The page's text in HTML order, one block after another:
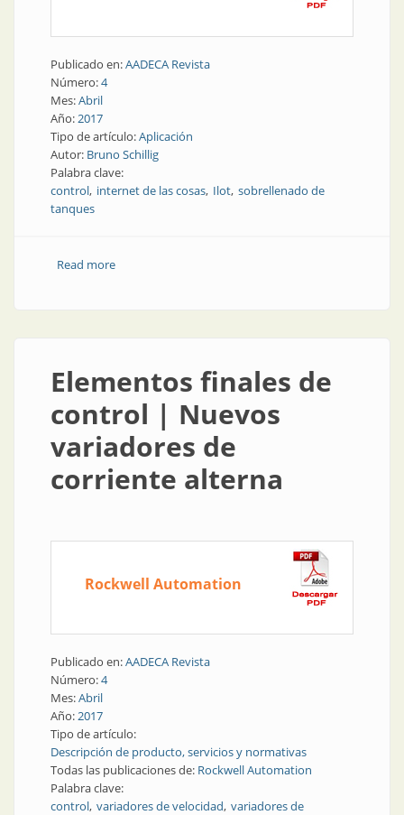
Publicado en:AADECA Revista
Número:4
Mes:Abril
Año:2017
Tipo de artículo:Aplicación
Autor: Bruno Schillig
Palabra clave:
control internet de las cosas Ilot sobrellenado de
tanques
Read moreabout Ilot | Prevención de sobrellenado en tanques
Elementos finales de
control | Nuevos
variadores de
corriente alterna
Rockwell Automation
Publicado en:AADECA Revista
Número:4
Mes:Abril
Año:2017
Tipo de artículo:
Descripción de producto, servicios y normativas
Todas las publicaciones de: Rockwell Automation
Palabra clave:
control variadores de velocidad variadores de